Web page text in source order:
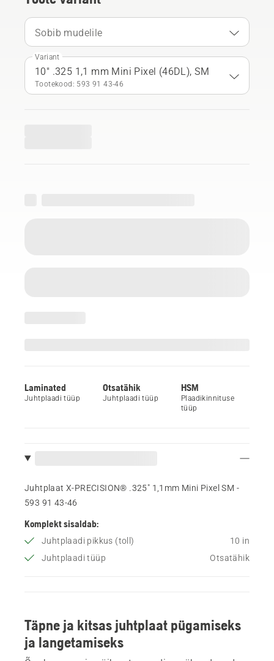
Sobib mudelile
Variant
10" .325 1,1 mm Mini Pixel (46DL), SM
Tootekood: 593 91 43‑46
Laminated
Juhtplaadi tüüp
Otsatähik
Juhtplaadi tüüp
HSM
Plaadikinnituse
tüüp
Juhtplaat X-PRECISION® .325" 1,1mm Mini Pixel SM -
593 91 43‑46
Komplekt sisaldab:
Juhtplaadi pikkus (toll)
10 in
Juhtplaadi tüüp
Otsatähik
Täpne ja kitsas juhtplaat pügamiseks
ja langetamiseks